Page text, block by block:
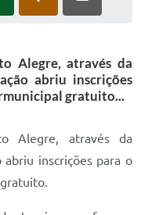
Alegre, através da
abriu inscrições
gratuito...
Alegre, através da
abriu inscrições para o